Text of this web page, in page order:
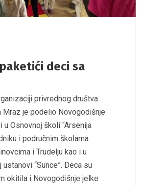
deci sa
privrednog društva
Mraz je podelio Novogodišnje
u Osnovnoj školi “Arsenija
i područnim školama
i Trudelju kao i u
“Sunce”. Deca su
okitila i Novogodišnje jelke